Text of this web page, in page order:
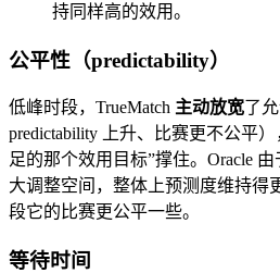
持同样高的效用。
公平性（predictability）
低峰时段，TrueMatch 主动放宽了
predictability 上升、比赛更不公平
足的那个效用目标”撑住。Oracle
大调整空间，整体上预测度维持
段它的比赛更公平一些。
等待时间